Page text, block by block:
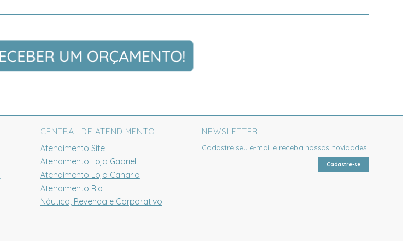
CENTRAL DE ATENDIMENTO
Atendimento Site
Atendimento Loja Gabriel
Atendimento Loja Canario
Atendimento Rio
Náutica, Revenda e Corporativo
NEWSLETTER
Cadastre seu e-mail e receba nossas novidades.
Cadastre-se